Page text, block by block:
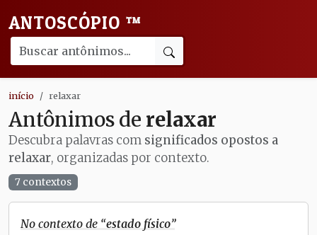
ANTOSCÓPIO ™
início relaxar
Antônimos de relaxar
Descubra palavras com significados opostos a
relaxar, organizadas por contexto.
7 contextos
No contexto de “estado físico”